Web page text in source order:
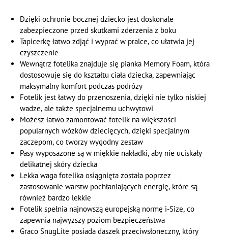
Dzięki ochronie bocznej dziecko jest doskonale
zabezpieczone przed skutkami zderzenia z boku
Tapicerkę łatwo zdjąć i wyprać w pralce, co ułatwia jej
czyszczenie
Wewnątrz fotelika znajduje się pianka Memory Foam, która
dostosowuje się do kształtu ciała dziecka, zapewniając
maksymalny komfort podczas podróży
Fotelik jest łatwy do przenoszenia, dzięki nie tylko niskiej
wadze, ale także specjalnemu uchwytowi
Możesz łatwo zamontować fotelik na większości
popularnych wózków dziecięcych, dzięki specjalnym
zaczepom, co tworzy wygodny zestaw
Pasy wyposażone są w miękkie nakładki, aby nie uciskały
delikatnej skóry dziecka
Lekka waga fotelika osiągnięta została poprzez
zastosowanie warstw pochłaniających energię, które są
również bardzo lekkie
Fotelik spełnia najnowszą europejską normę i-Size, co
zapewnia najwyższy poziom bezpieczeństwa
Graco SnugLite posiada daszek przeciwsłoneczny, który